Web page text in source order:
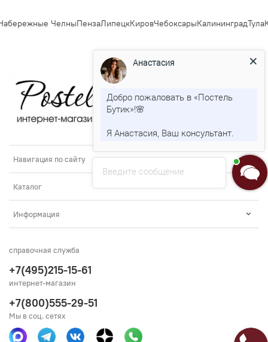
ЧелныПензаЛипецкКировЧебоксарыКалининградТула
Навигация по сайту
Каталог
Информация
справочная служба
+7(495)215-15-61
интернет-магазин
+7(800)555-29-51
Мы в соц. сетях
Введите сообщение
Анастасия
Добро пожаловать в «Постель
Бутик»!🌸
Я Анастасия, Ваш консультант.